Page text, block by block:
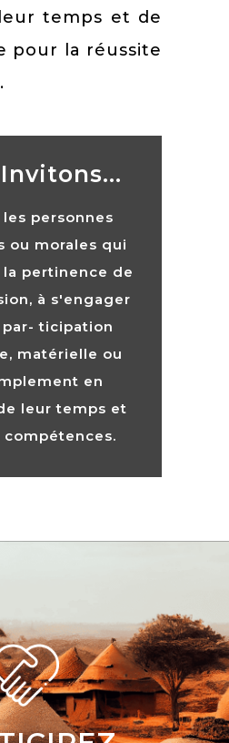
temps et de
pour la réussite
les personnes
ou morales qui
pertinence de
à s'engager
par- ticipation
matérielle ou
en
leur temps et
compétences.